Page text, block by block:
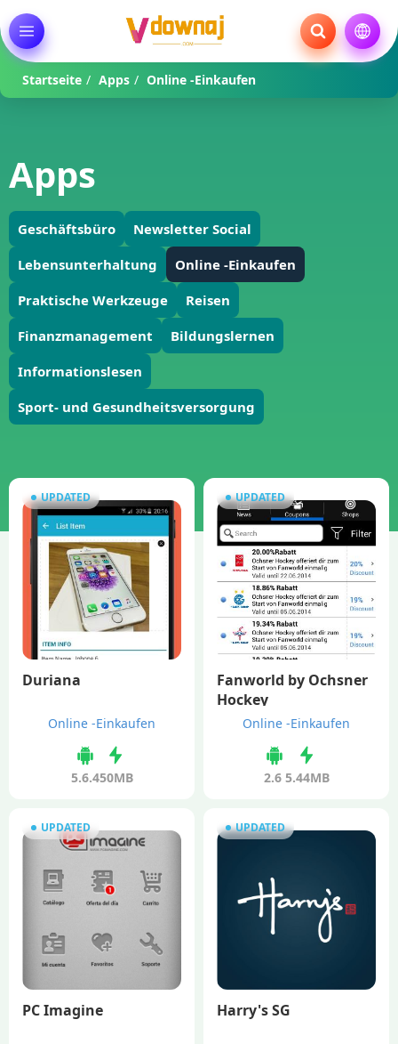
Startseite / Apps / Online -Einkaufen
Apps
Geschäftsbüro
Newsletter Social
Lebensunterhaltung
Online -Einkaufen
Praktische Werkzeuge
Reisen
Finanzmanagement
Bildungslernen
Informationslesen
Sport- und Gesundheitsversorgung
UPDATED
Duriana
Online -Einkaufen
5.6.450MB
UPDATED
Fanworld by Ochsner
Hockey
Online -Einkaufen
2.6 5.44MB
UPDATED
PC Imagine
UPDATED
Harry's SG